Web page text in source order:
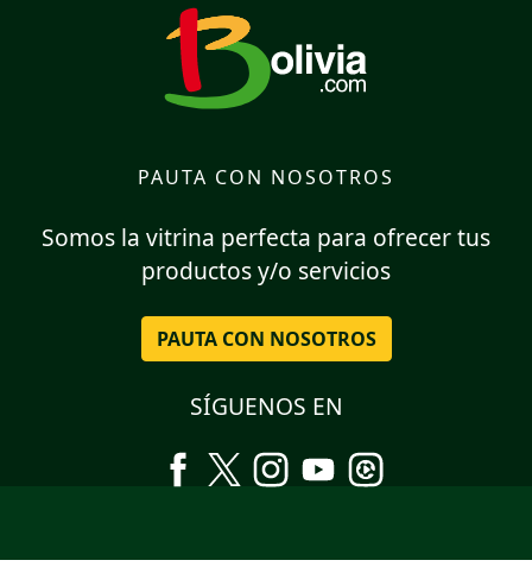
PAUTA CON NOSOTROS
Somos la vitrina perfecta para ofrecer tus
productos y/o servicios
PAUTA CON NOSOTROS
SÍGUENOS EN